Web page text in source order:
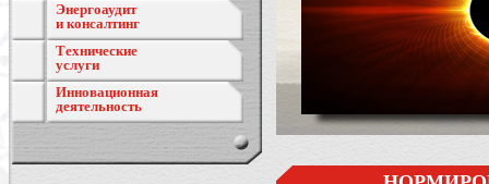
Энергоаудит
и консалтинг
Технические
услуги
Инновационная
деятельность